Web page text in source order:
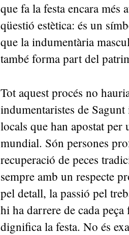
que fa la festa encara
qüestió estètica: és un
que la indumentària
també forma part del
Tot aquest procés no
indumentaristes de
locals que han apostat
mundial. Són persones
recuperació de peces
sempre amb un respecte
pel detall, la passió pel
hi ha darrere de cada
dignifica la festa. No és